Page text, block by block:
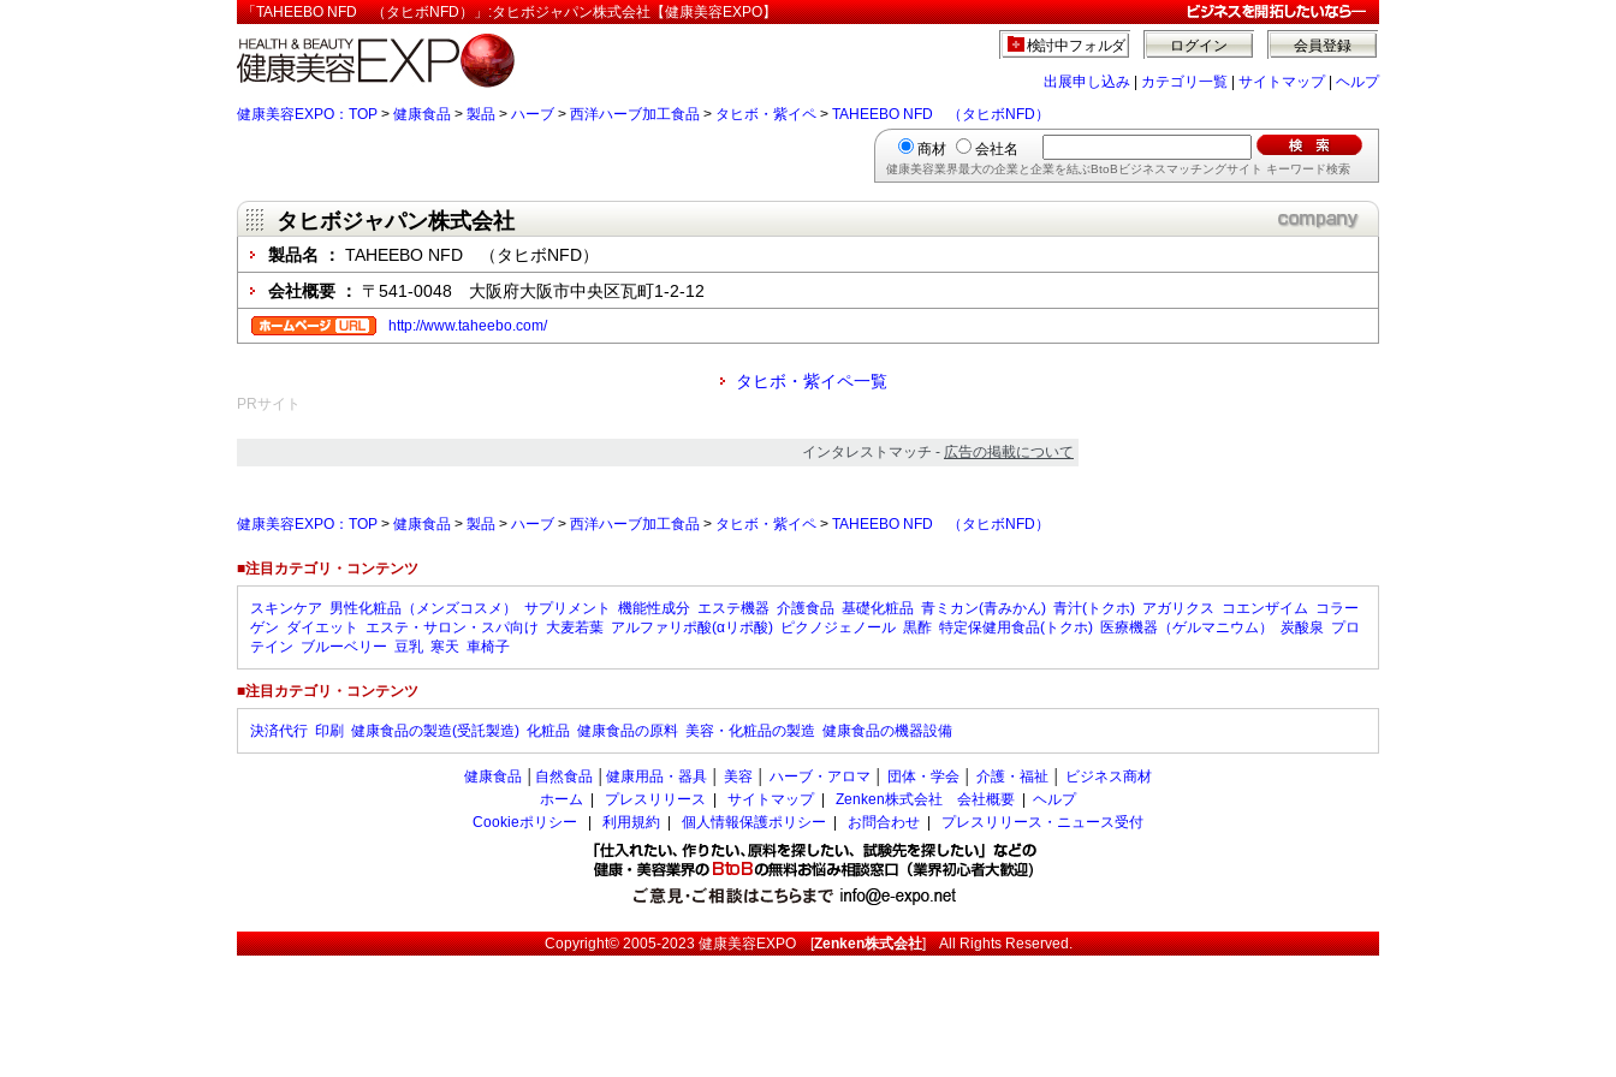
「TAHEEBO NFD （タヒボNFD）」:タヒボジャパン株式会社【健康美容EXPO】
会員登録
ログイン
検討中フォルダ
出展申し込み カテゴリ一覧 サイトマップ| ヘルプ
健康美容EXPO：TOP > 健康食品 > 製品 > ハーブ > 西洋ハーブ加工食品 > タヒボ・紫イペ > TAHEEBO NFD （タヒボNFD）
商材 会社名
健康美容業界最大の企業と企業を結ぶBtoBビジネスマッチングサイト キーワード検索
タヒボジャパン株式会社
製品名 ： TAHEEBO NFD （タヒボNFD）
会社概要 ： 〒541-0048 大阪府大阪市中央区瓦町1-2-12
http://www.taheebo.com/
タヒボ・紫イペ一覧
PRサイト
インタレストマッチ - 広告の掲載について
健康美容EXPO：TOP > 健康食品 > 製品 > ハーブ > 西洋ハーブ加工食品 > タヒボ・紫イペ > TAHEEBO NFD （タヒボNFD）
■注目カテゴリ・コンテンツ
スキンケア 男性化粧品（メンズコスメ） サプリメント 機能性成分 エステ機器 介護食品 基礎化粧品 青ミカン(青みかん) 青汁(トクホ) アガリクス コエンザイム コラー
ゲン ダイエット エステ・サロン・スパ向け 大麦若葉 アルファリポ酸(αリポ酸) ピクノジェノール 黒酢 特定保健用食品(トクホ) 医療機器（ゲルマニウム） 炭酸泉 プロ
テイン ブルーベリー 豆乳 寒天 車椅子
■注目カテゴリ・コンテンツ
決済代行 印刷 健康食品の製造(受託製造) 化粧品 健康食品の原料 美容・化粧品の製造 健康食品の機器設備
健康食品 自然食品 健康用品・器具 美容 ハーブ・アロマ 団体・学会 介護・福祉
ビジネス商材
ホーム
プレスリリース サイトマップ| Zenken株式会社 会社概要
ヘルプ
Cookieポリシー
利用規約 個人情報保護ポリシー お問合わせ プレスリリース・ニュース受付
Copyright© 2005-2023健康美容EXPO[Zenken株式会社] All Rights Reserved.